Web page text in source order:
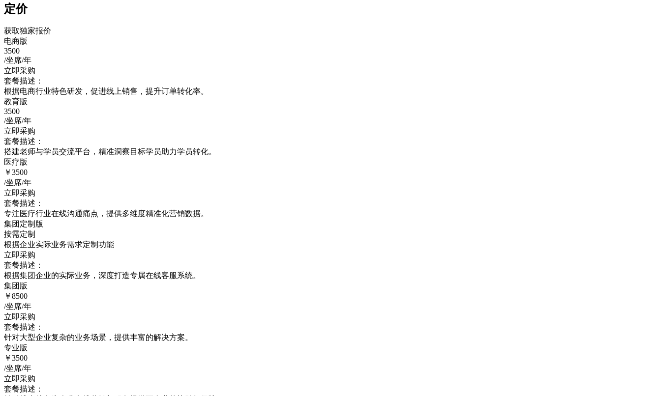
定价
获取独家报价
电商版
3500
/坐席/年
立即采购
套餐描述：
根据电商行业特色研发，促进线上销售，提升订单转化率。
教育版
3500
/坐席/年
立即采购
套餐描述：
搭建老师与学员交流平台，精准洞察目标学员助力学员转化。
医疗版
￥3500
/坐席/年
立即采购
套餐描述：
专注医疗行业在线沟通痛点，提供多维度精准化营销数据。
集团定制版
按需定制
根据企业实际业务需求定制功能
立即采购
套餐描述：
根据集团企业的实际业务，深度打造专属在线客服系统。
集团版
￥8500
/坐席/年
立即采购
套餐描述：
针对大型企业复杂的业务场景，提供丰富的解决方案。
专业版
￥3500
/坐席/年
立即采购
套餐描述：